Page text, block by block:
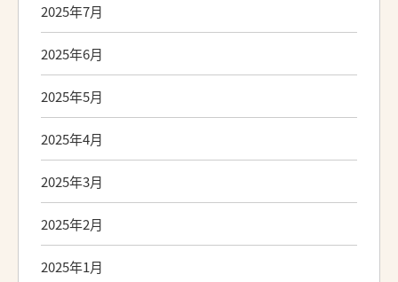
2025年7月
2025年6月
2025年5月
2025年4月
2025年3月
2025年2月
2025年1月